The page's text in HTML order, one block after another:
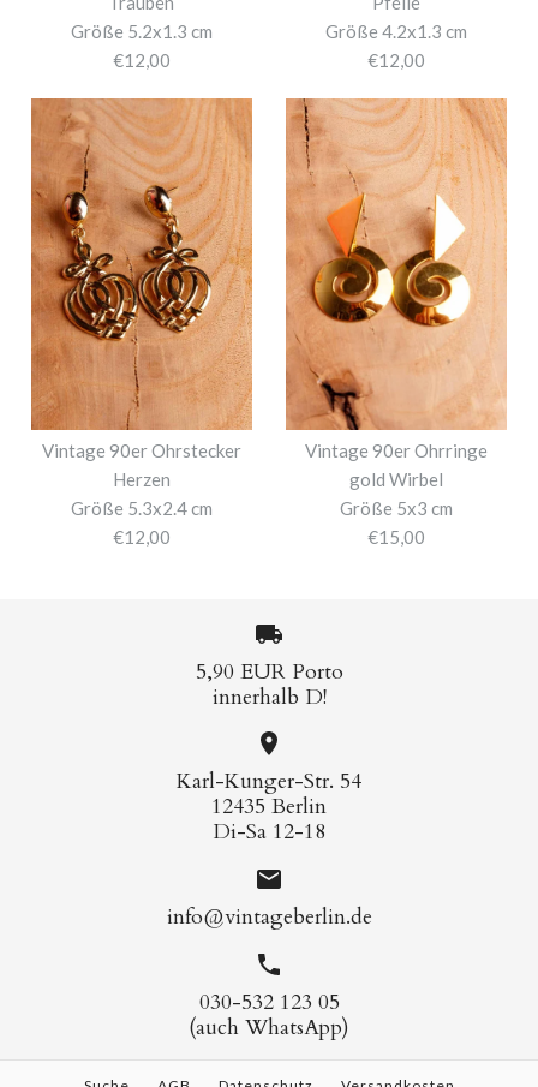
Größe 5.2x1.3 cm
€12,00
Größe 4.2x1.3 cm
€12,00
Vintage 90er Ohrstecker
Herzen
Größe 5.3x2.4 cm
€12,00
Vintage 90er Ohrringe
gold Wirbel
Größe 5x3 cm
€15,00
5,90 EUR Porto
innerhalb D!
Karl-Kunger-Str. 54
12435 Berlin
Di-Sa 12-18
info@vintageberlin.de
030-532 123 05
(auch WhatsApp)